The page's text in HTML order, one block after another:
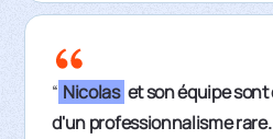
“ Nicolas et son équipe
d'un professionnalisme